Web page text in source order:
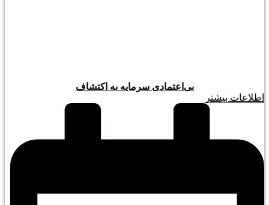
بی‌اعتمادی سرمایه به اکتشاف
اطلاعات بیشتر